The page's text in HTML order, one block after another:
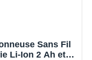
Sans Fil
Li-Ion 2 Ah et